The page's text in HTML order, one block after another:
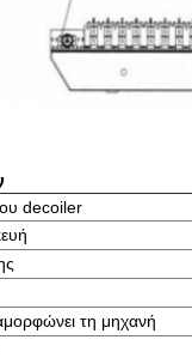
decoiler
τη μηχανή